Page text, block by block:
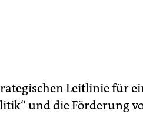
Leitlinie für
und die Förderung